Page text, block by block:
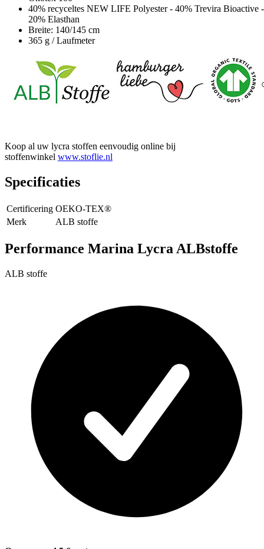
40% recyceltes NEW LIFE Polyester - 40% Trevira Bioactive -
20% Elasthan
Breite: 140/145 cm
365 g / Laufmeter
Koop al uw lycra stoffen eenvoudig online bij
stoffenwinkel www.stoflie.nl
Specificaties
Certificering OEKO-TEX®
Merk
ALB stoffe
Performance Marina Lycra ALBstoffe
ALB stoffe